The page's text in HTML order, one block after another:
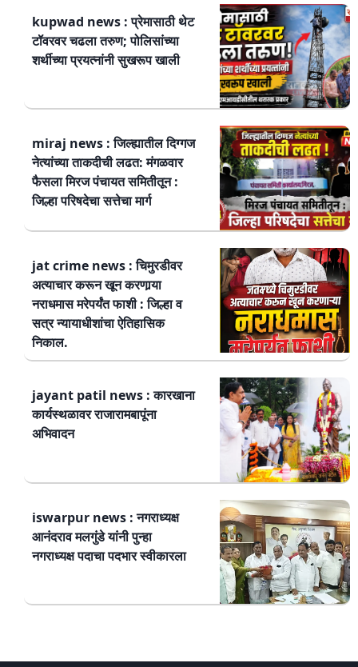
kupwad news : प्रेमासाठी थेट
टॉवरवर चढला तरुण; पोलिसांच्या
शर्थीच्या प्रयत्नांनी सुखरूप खाली
miraj news : जिल्ह्यातील दिग्गज
नेत्यांच्या ताकदीची लढत: मंगळवार
फैसला मिरज पंचायत समितीतून :
जिल्हा परिषदेचा सत्तेचा मार्ग
jat crime news : चिमुरडीवर
अत्याचार करून खून करणार्‍या
नराधमास मरेपर्यंत फाशी : जिल्हा व
सत्र न्यायाधीशांचा ऐतिहासिक
निकाल.
jayant patil news : कारखाना
कार्यस्थळावर राजारामबापूंना
अभिवादन
iswarpur news : नगराध्यक्ष
आनंदराव मलगुंडे यांनी पुन्हा
नगराध्यक्ष पदाचा पदभार स्वीकारला